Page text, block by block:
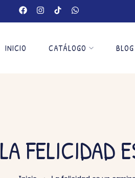
INICIO CATÁLOGO BLOG
LA FELICIDAD